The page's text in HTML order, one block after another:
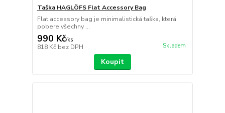
Taška HAGLÖFS Flat Accessory Bag
Flat accessory bag je minimalistická taška, která
pobere všechny ...
990 Kč/ks
818 Kč bez DPH Skladem
Koupit